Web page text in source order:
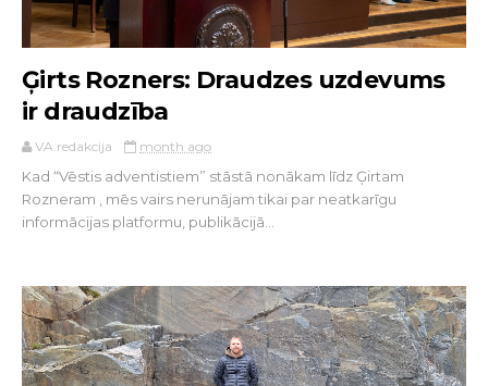
Ģirts Rozners: Draudzes uzdevums
ir draudzība
VA redakcija month ago
Kad “Vēstis adventistiem” stāstā nonākam līdz Ģirtam
Rozneram , mēs vairs nerunājam tikai par neatkarīgu
informācijas platformu, publikācijā...